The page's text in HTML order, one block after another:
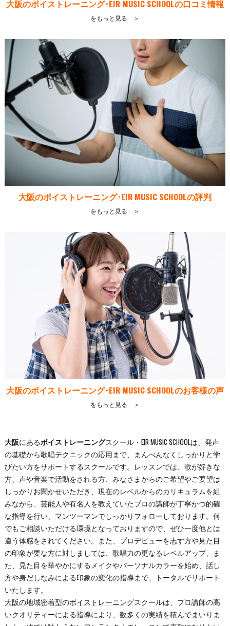
大阪のボイストレーニング･EIR MUSIC SCHOOLの口コミ情報
をもっと見る ＞
大阪のボイストレーニング･EIR MUSIC SCHOOLの評判
をもっと見る ＞
大阪のボイストレーニング･EIR MUSIC SCHOOLのお客様の声
をもっと見る ＞
大阪にあるボイストレーニングスクール・EIR MUSIC SCHOOLは、発声
の基礎から歌唱テクニックの応用まで、まんべんなくしっかりと学
びたい方をサポートするスクールです。レッスンでは、歌が好きな
方、声や音楽で活動をされる方、みなさまからのご希望やご要望は
しっかりお聞かせいただき、現在のレベルからのカリキュラムを組
みながら、芸能人や有名人を教えていたプロの講師が丁寧かつ的確
な指導を行い、マンツーマンでしっかりフォローしております。何
でもご相談いただける環境となっておりますので、ぜひ一度他とは
違う体感をされてください。また、プロデビューを志す方や見た目
の印象が要な方に対しましては、歌唱力の更なるレベルアップ、ま
た、見た目を華やかにするメイクやパーソナルカラーを始め、話し
方や身だしなみによる印象の変化の指導まで、トータルでサポート
いたします。
大阪の地域密着型のボイストレーニングスクールは、プロ講師の高
いクオリティーによる指導により、数多くの実績を積んでまいりま